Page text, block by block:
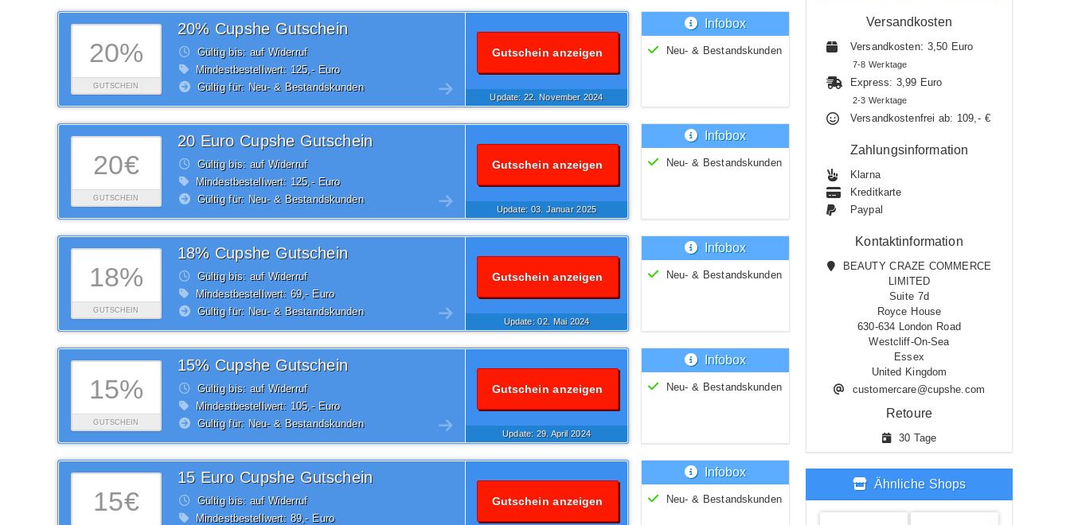
20%
GUTSCHEIN
20% Cupshe Gutschein
Gültig bis: auf Widerruf
Mindestbestellwert: 125,- Euro
Gültig für: Neu- & Bestandskunden
Gutschein anzeigen
Update: 22. November2024
Infobox
Neu- & Bestandskunden
20€
GUTSCHEIN
20 Euro Cupshe Gutschein
Gültig bis: auf Widerruf
Mindestbestellwert: 125,- Euro
Gültig für: Neu- & Bestandskunden
Gutschein anzeigen
Update: 03. Januar2025
Infobox
Neu- & Bestandskunden
18%
GUTSCHEIN
18% Cupshe Gutschein
Gültig bis: auf Widerruf
Mindestbestellwert: 69,- Euro
Gültig für: Neu- & Bestandskunden
Gutschein anzeigen
Update: 02. Mai2024
Infobox
Neu- & Bestandskunden
15%
GUTSCHEIN
15% Cupshe Gutschein
Gültig bis: auf Widerruf
Mindestbestellwert: 105,- Euro
Gültig für: Neu- & Bestandskunden
Gutschein anzeigen
Update: 29. April2024
Infobox
Neu- & Bestandskunden
15€
15 Euro Cupshe Gutschein
Gültig bis: auf Widerruf
Mindestbestellwert: 89,- Euro
Gutschein anzeigen
Infobox
Neu- & Bestandskunden
Versandkosten
Versandkosten: 3,50 Euro
7-8 Werktage
Express: 3,99 Euro
2-3 Werktage
Versandkostenfrei ab: 109,- €
Zahlungsinformation
Klarna
Kreditkarte
Paypal
Kontaktinformation
BEAUTY CRAZE COMMERCE
LIMITED
Suite 7d
Royce House
630-634 London Road
Westcliff-On-Sea
Essex
United Kingdom
customercare@cupshe.com
Retoure
30 Tage
Ähnliche Shops